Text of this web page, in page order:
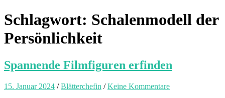
Schlagwort: Schalenmodell der
Persönlichkeit
Spannende Filmfiguren erfinden
15. Januar 2024 /Blätterchefin /Keine Kommentare